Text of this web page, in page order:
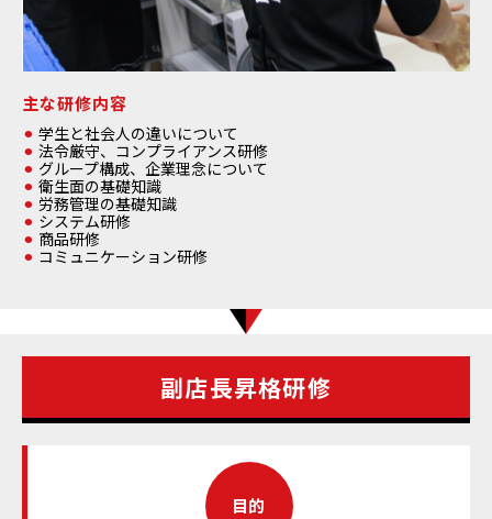
主な研修内容
学生と社会人の違いについて
法令厳守、コンプライアンス研修
グループ構成、企業理念について
衛生面の基礎知識
労務管理の基礎知識
システム研修
商品研修
コミュニケーション研修
副店長昇格研修
目的